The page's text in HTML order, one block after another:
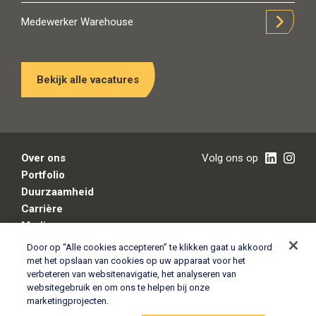
Medewerker Warehouse
Bekijk alle vacatures
Over ons
Portfolio
Duurzaamheid
Carrière
Media
Contact
Volg ons op
Door op “Alle cookies accepteren” te klikken gaat u akkoord
met het opslaan van cookies op uw apparaat voor het
verbeteren van websitenavigatie, het analyseren van
websitegebruik en om ons te helpen bij onze
marketingprojecten.